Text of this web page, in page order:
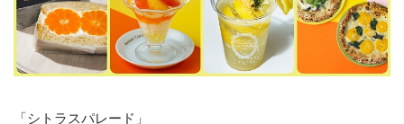
「シトラスパレード」